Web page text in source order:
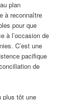
plan
à reconnaître
pour que
à l’occasion de
C’est une
pacifique
de
plus tôt une